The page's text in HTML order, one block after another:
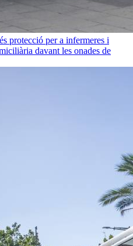
protecció per a infermeres i
davant les onades de